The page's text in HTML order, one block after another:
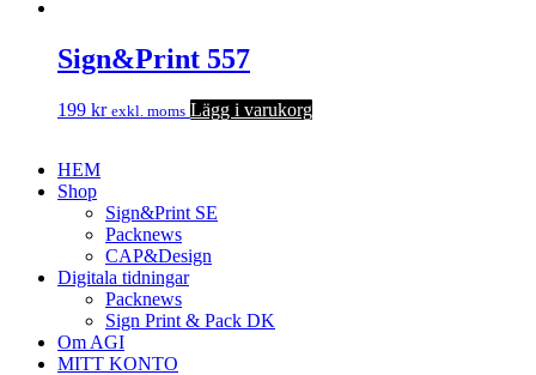
Sign&Print 557
199 kr exkl. moms Lägg i varukorg
HEM
Shop
Sign&Print SE
Packnews
CAP&Design
Digitala tidningar
Packnews
Sign Print & Pack DK
Om AGI
MITT KONTO